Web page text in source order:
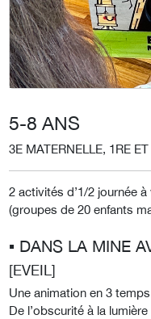
5-8 ANS
3E MATERNELLE, 1RE
2 activités d’1/2 journée
(groupes de 20 enfants
▪︎ DANS LA MINE
[EVEIL]
Une animation en 3
De l’obscurité à la